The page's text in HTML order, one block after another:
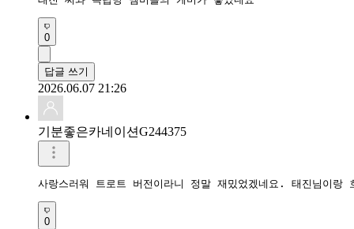
0
답글 쓰기
2026.06.07 21:26
기분좋은카네이션G244375
사랑스러워 트로트 버전이라니 정말 재밌었겠네요. 태진님이
0